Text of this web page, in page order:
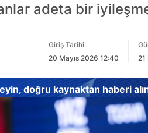
adeta bir
Giriş Tarihi:
20 Mayıs 2026 12:40
21
doğru kaynaktan haberi